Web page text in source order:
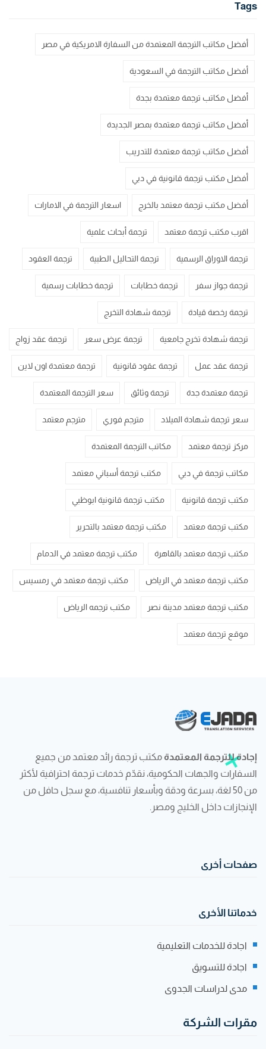
Tags
أفضل مكاتب الترجمة المعتمدة من السفارة الامريكية في مصر
أفضل مكاتب الترجمة في السعودية
أفضل مكاتب ترجمة معتمدة بجدة
أفضل مكاتب ترجمة معتمدة بمصر الجديدة
أفضل مكاتب ترجمة معتمدة للتدريب
أفضل مكتب ترجمة قانونية في دبي
أفضل مكتب ترجمة معتمد بالخرج اسعار الترجمة في الامارات
اقرب مكتب ترجمة معتمد ترجمة أبحاث علمية
ترجمة الاوراق الرسمية ترجمة التحاليل الطبية ترجمة العقود
ترجمة جواز سفر ترجمة خطابات ترجمة خطابات رسمية
ترجمة رخصة قيادة ترجمة شهادة التخرج
ترجمة شهادة تخرج جامعية ترجمة عرض سعر ترجمة عقد زواج
ترجمة عقد عمل ترجمة عقود قانونية ترجمة معتمدة اون لاين
ترجمة معتمدة جدة ترجمة وثائق سعر الترجمة المعتمدة
سعر ترجمة شهادة الميلاد مترجم فوري مترجم معتمد
مركز ترجمة معتمد مكاتب الترجمة المعتمدة
مكاتب ترجمة في دبي مكتب ترجمة أسباني معتمد
مكتب ترجمة قانونية مكتب ترجمة قانونية ابوظبي
مكتب ترجمة معتمد مكتب ترجمة معتمد بالتحرير
مكتب ترجمة معتمد بالقاهرة مكتب ترجمة معتمد في الدمام
مكتب ترجمة معتمد في الرياض مكتب ترجمة معتمد في رمسيس
مكتب ترجمة معتمد مدينة نصر مكتب ترجمه الرياض
موقع ترجمة معتمد
إجادة للترجمة المعتمدة مكتب ترجمة رائد معتمد من جميع
السفارات والجهات الحكومية، نقدّم خدمات ترجمة احترافية لأكثر
من 50 لغة، بسرعة ودقة وبأسعار تنافسية، مع سجل حافل من
الإنجازات داخل الخليج ومصر.
صفحات أخرى
خدماتنا الأخرى
اجادة للخدمات التعليمية
اجادة للتسويق
مدى لدراسات الجدوى
مقرات الشركة